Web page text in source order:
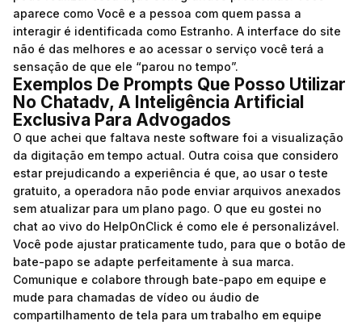
aparece como Você e a pessoa com quem passa a
interagir é identificada como Estranho. A interface do site
não é das melhores e ao acessar o serviço você terá a
sensação de que ele “parou no tempo”.
Exemplos De Prompts Que Posso Utilizar
No Chatadv, A Inteligência Artificial
Exclusiva Para Advogados
O que achei que faltava neste software foi a visualização
da digitação em tempo actual. Outra coisa que considero
estar prejudicando a experiência é que, ao usar o teste
gratuito, a operadora não pode enviar arquivos anexados
sem atualizar para um plano pago. O que eu gostei no
chat ao vivo do HelpOnClick é como ele é personalizável.
Você pode ajustar praticamente tudo, para que o botão de
bate-papo se adapte perfeitamente à sua marca.
Comunique e colabore through bate-papo em equipe e
mude para chamadas de vídeo ou áudio de
compartilhamento de tela para um trabalho em equipe